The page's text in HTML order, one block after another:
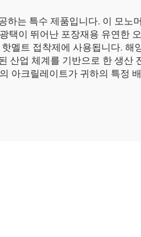
하는 특수 제품입니다. 이 모노
택이 뛰어난 포장재용 유연한
멜트 접착제에 사용됩니다. 해
산업 체계를 기반으로 한 생산
아크릴레이트가 귀하의 특정